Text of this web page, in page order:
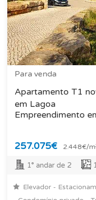
Para venda
Apartamento T1
em Lagoa
Empreendimento
257.075€ 2.448€/
1° andar de 2
Elevador -